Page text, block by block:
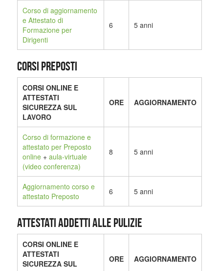
Corso di aggiornamento
e Attestato di
Formazione per
Dirigenti
6 5 anni
CORSI PREPOSTI
CORSI ONLINE E
ATTESTATI
SICUREZZA SUL
LAVORO
ORE AGGIORNAMENTO
Corso di formazione e
attestato per Preposto
online + aula-virtuale
(video conferenza)
8 5 anni
Aggiornamento corso e
attestato Preposto
6 5 anni
ATTESTATI ADDETTI ALLE PULIZIE
CORSI ONLINE E
ATTESTATI
SICUREZZA SUL
ORE AGGIORNAMENTO